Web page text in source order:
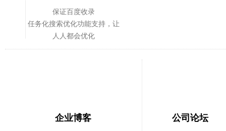
保证百度收录
任务化搜索优化功能支持，让
人人都会优化
企业博客 公司论坛